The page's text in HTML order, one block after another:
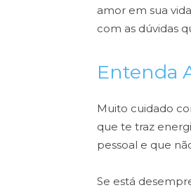
amor em sua
com as dúvidas
Entenda
Muito cuidado
que te traz
pessoal e que
Se está